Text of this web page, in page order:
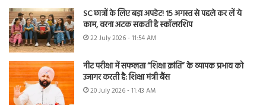
SC छात्रों के लिए बड़ा अपडेट! 15 अगस्त से पहले कर लें ये
काम, वरना अटक सकती है स्कॉलरशिप
22 July 2026 - 11:54 AM
नीट परीक्षा में सफलता “शिक्षा क्रांति” के व्यापक प्रभाव को
उजागर करती है: शिक्षा मंत्री बैंस
20 July 2026 - 11:43 AM